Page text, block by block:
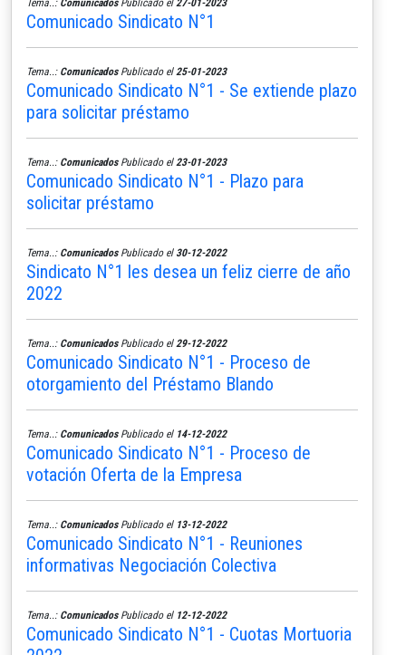
Comunicado Sindicato N°1
Tema..: ComunicadosPublicado el 25-01-2023
Comunicado Sindicato N°1 - Se extiende plazo
para solicitar préstamo
Tema..: ComunicadosPublicado el 23-01-2023
Comunicado Sindicato N°1 - Plazo para
solicitar préstamo
Tema..: ComunicadosPublicado el 30-12-2022
Sindicato N°1 les desea un feliz cierre de año
2022
Tema..: ComunicadosPublicado el 29-12-2022
Comunicado Sindicato N°1 - Proceso de
otorgamiento del Préstamo Blando
Tema..: ComunicadosPublicado el 14-12-2022
Comunicado Sindicato N°1 - Proceso de
votación Oferta de la Empresa
Tema..: ComunicadosPublicado el 13-12-2022
Comunicado Sindicato N°1 - Reuniones
informativas Negociación Colectiva
Tema..: ComunicadosPublicado el 12-12-2022
Comunicado Sindicato N°1 - Cuotas Mortuoria